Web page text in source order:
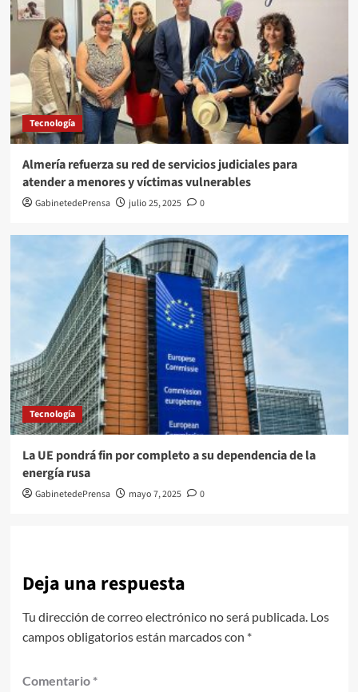
Tecnología
Almería refuerza su red de servicios judiciales para
atender a menores y víctimas vulnerables
GabinetedePrensa julio 25, 2025 0
Tecnología
La UE pondrá fin por completo a su dependencia de la
energía rusa
GabinetedePrensa mayo 7, 2025 0
Deja una respuesta
Tu dirección de correo electrónico no será publicada. Los
campos obligatorios están marcados con *
Comentario *